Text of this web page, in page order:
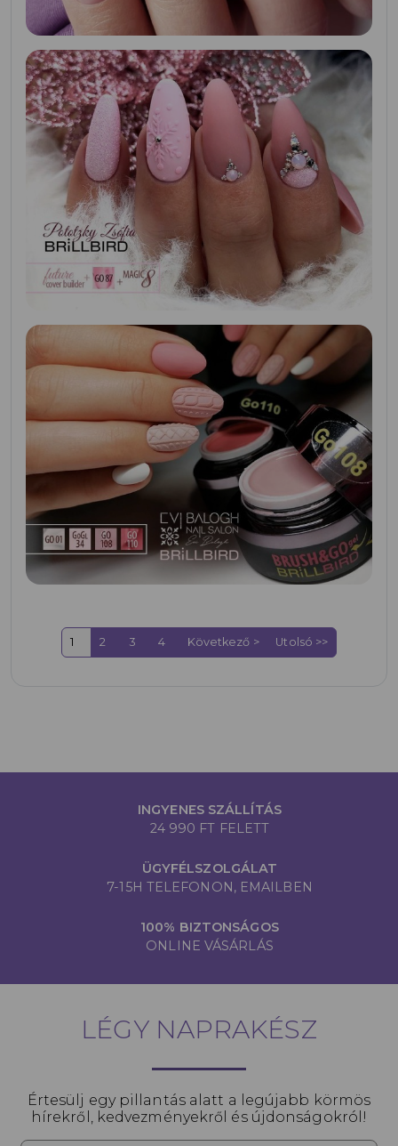
1 2 3 4 Következő > Utolsó >>
INGYENES SZÁLLÍTÁS
24 990 FT FELETT
ÜGYFÉLSZOLGÁLAT
7-15H TELEFONON, EMAILBEN
100% BIZTONSÁGOS
ONLINE VÁSÁRLÁS
LÉGY NAPRAKÉSZ
Értesülj egy pillantás alatt a legújabb körmös
hírekről, kedvezményekről és újdonságokról!